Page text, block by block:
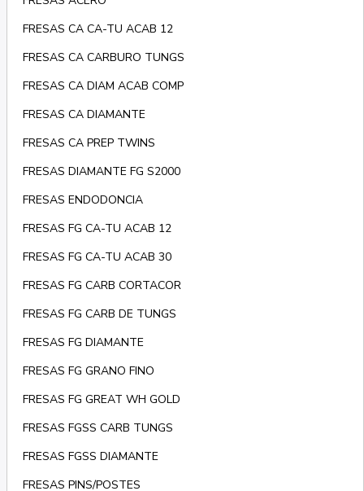
FRESAS CA CA-TU ACAB 12
FRESAS CA CARBURO TUNGS
FRESAS CA DIAM ACAB COMP
FRESAS CA DIAMANTE
FRESAS CA PREP TWINS
FRESAS DIAMANTE FG S2000
FRESAS ENDODONCIA
FRESAS FG CA-TU ACAB 12
FRESAS FG CA-TU ACAB 30
FRESAS FG CARB CORTACOR
FRESAS FG CARB DE TUNGS
FRESAS FG DIAMANTE
FRESAS FG GRANO FINO
FRESAS FG GREAT WH GOLD
FRESAS FGSS CARB TUNGS
FRESAS FGSS DIAMANTE
FRESAS PINS/POSTES